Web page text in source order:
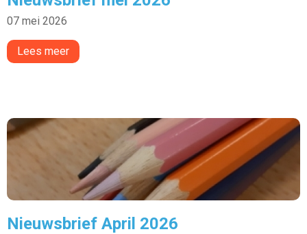
07 mei 2026
Lees meer
Nieuwsbrief April 2026